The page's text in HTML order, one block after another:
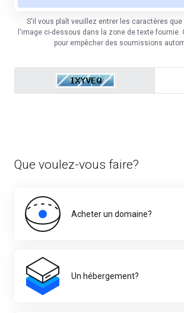
S'il vous plaît veuillez entrer les caractères
l'image ci-dessous dans la zone de texte fournie.
pour empêcher des soumissions
Que voulez-vous faire?
Acheter un domaine?
Un hébergement?